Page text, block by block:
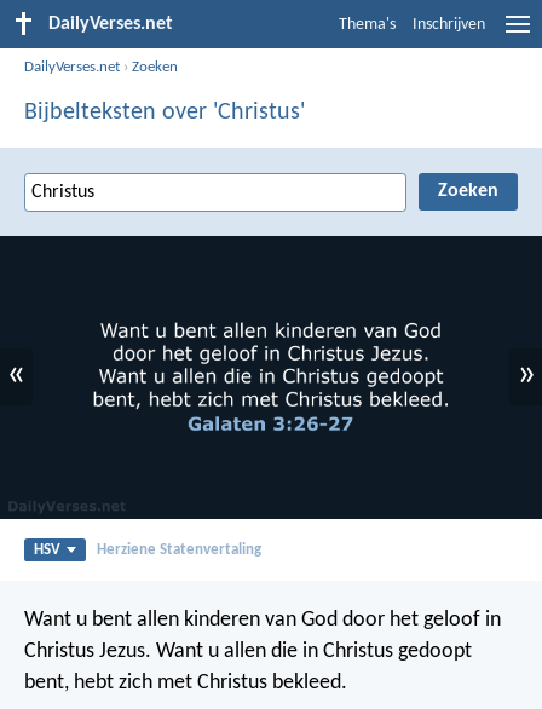
DailyVerses.net Thema's Inschrijven
DailyVerses.net ›Zoeken
Bijbelteksten over 'Christus'
« »
HSV Herziene Statenvertaling
Want u bent allen kinderen van God door het geloof in
Christus Jezus. Want u allen die in Christus gedoopt
bent, hebt zich met Christus bekleed.